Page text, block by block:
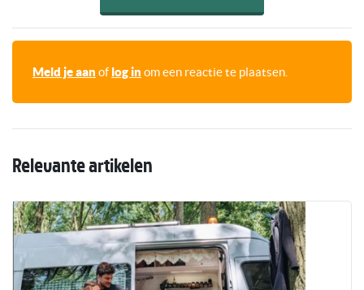
Meld je aan of log in om een reactie te plaatsen.
Relevante artikelen